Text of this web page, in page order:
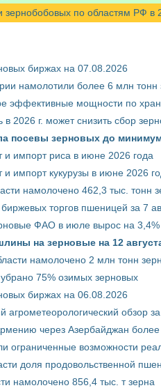
по областям РФ в
биржах на 07.08.2026
намолотили более 6 млн тонн
эффективные мощности по
в 2026 г. может снизить сбор
посевы зерновых до
и импорт риса в июне 2026 года
импорт кукурузы в июне 2026
намолочено 462,3 тыс. тонн
биржевых торгов пшеницей за 7
ФАО в июле вырос на 3,4%
на зерновые на 12
намолочено 2 млн тонн
75% озимых зерновых
биржах на 06.08.2026
агрометеорологический обзор
через Азербайджан более
ограниченные возможности
доля продовольственной
намолочено 856,4 тыс. т зерна